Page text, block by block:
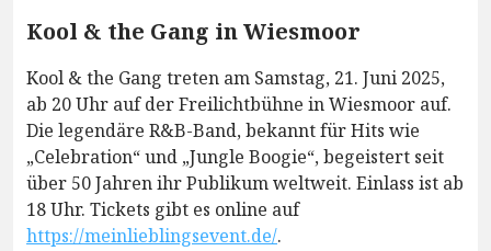
Kool & the Gang in Wiesmoor
Kool & the Gang treten am Samstag, 21. Juni 2025,
ab 20 Uhr auf der Freilichtbühne in Wiesmoor auf.
Die legendäre R&B-Band, bekannt für Hits wie
„Celebration“ und „Jungle Boogie“, begeistert seit
über 50 Jahren ihr Publikum weltweit. Einlass ist ab
18 Uhr. Tickets gibt es online auf
https://meinlieblingsevent.de/.